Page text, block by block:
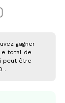
gagner
total de
peut être
.